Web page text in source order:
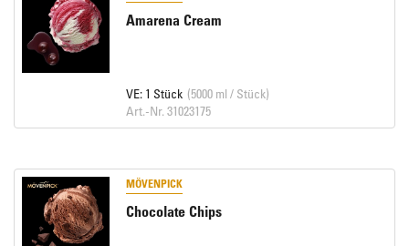
Amarena Cream
VE: 1 Stück (5000 ml / Stück)
Art.-Nr. 31023175
MÖVENPICK
Chocolate Chips